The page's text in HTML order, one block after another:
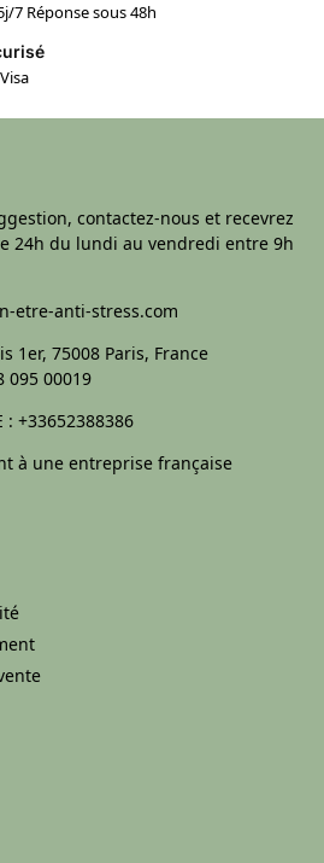
7 Réponse sous 48h
contactez-nous et recevrez
24h du lundi au vendredi entre 9h
etre-anti-stress.com
1er, 75008 Paris, France
095 00019
: +33652388386
à une entreprise française